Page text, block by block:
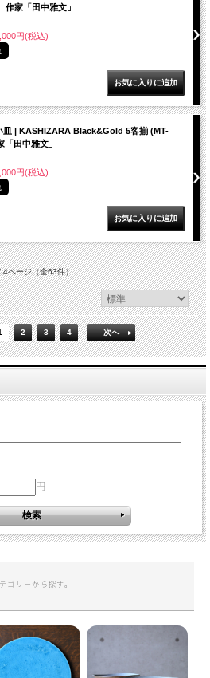
家「田中雅文」
円(税込)
皿 | KASHIZARA Black&Gold 5客揃 (MT-
田中雅文」
円(税込)
4ページ（全63件）
2 3 4 次へ
円
ゴリーから探す。